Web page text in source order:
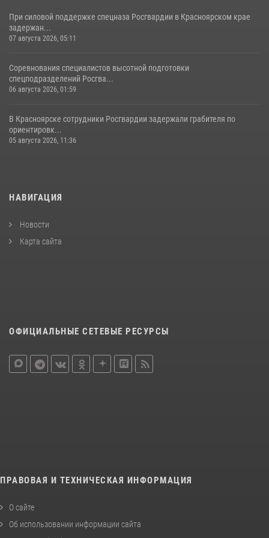
При силовой поддержке спецназа Росгвардии в Красноярском крае
задержан...
07 августа 2026, 05:11
Соревнования специалистов высотной подготовки
спецподразделений Росгва...
06 августа 2026, 01:59
В Красноярске сотрудники Росгвардии задержали грабителя по
ориентировк...
05 августа 2026, 11:36
НАВИГАЦИЯ
Новости
Карта сайта
ОФИЦИАЛЬНЫЕ СЕТЕВЫЕ РЕСУРСЫ
ПРАВОВАЯ И ТЕХНИЧЕСКАЯ ИНФОРМАЦИЯ
О сайте
Об использовании информации сайта